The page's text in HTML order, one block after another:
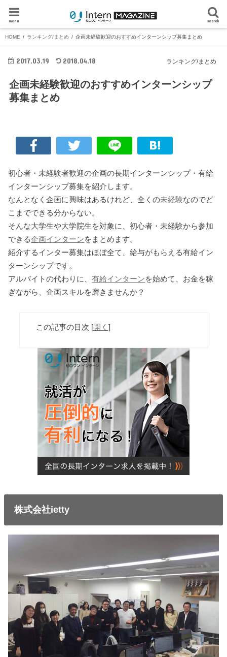
search
menu
HOME ランキング/まとめ 企画未経験歓迎のおすすめインターンシップ募集まとめ
ランキング/まとめ
2017.03.19 2018.04.18
企画未経験歓迎のおすすめインターンシップ
募集まとめ
初心者・未経験者歓迎の企画の長期インターンシップ・有給
インターンシップ募集を紹介します。
なんとなく企画に興味はあるけれど、全くの未経験なのでど
こまでできる分からない。
そんな大学生や大学院生を対象に、初心者・未経験から参加
できる企画インターンをまとめます。
紹介するインター募集はほぼ全て、給与がもらえる有給イン
ターンシップです。
アルバイトの代わりに、有給インターンを始めて、お金を稼
ぎながら、企画スキルを磨きませんか？
この記事の目次 [開く ]
株式会社ietty